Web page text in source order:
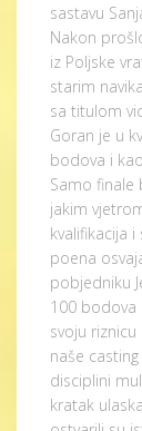
sastavu
Nakon
iz Poljske
starim
sa titulom
Goran je u
bodova i
Samo finale
jakim
kvalifikacija
poena
pobjedniku
100 bodova
svoju
naše
disciplini
kratak